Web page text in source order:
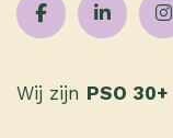
Wij zijn PSO 30+